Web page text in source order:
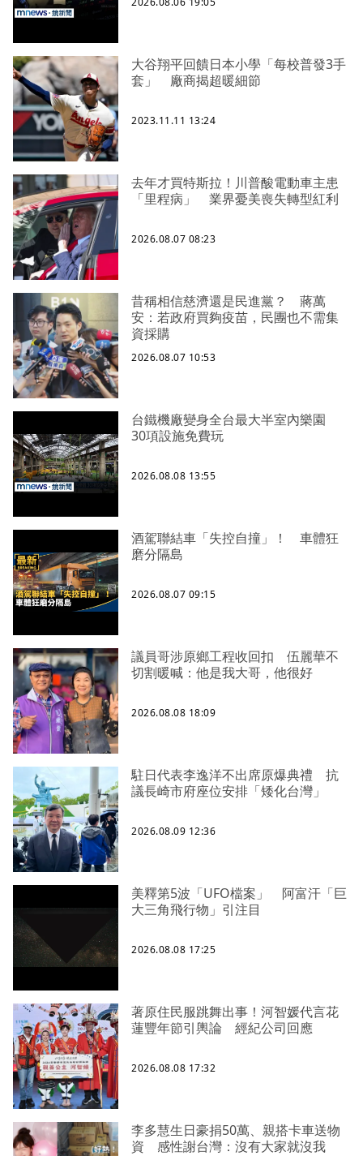
大谷翔平回饋日本小學「每校普發3手
套」 廠商揭超暖細節
2023.11.11 13:24
去年才買特斯拉！川普酸電動車主患
「里程病」 業界憂美喪失轉型紅利
2026.08.07 08:23
昔稱相信慈濟還是民進黨？ 蔣萬
安：若政府買夠疫苗，民團也不需集
資採購
2026.08.07 10:53
台鐵機廠變身全台最大半室內樂園
30項設施免費玩
2026.08.08 13:55
酒駕聯結車「失控自撞」！ 車體狂
磨分隔島
2026.08.07 09:15
議員哥涉原鄉工程收回扣 伍麗華不
切割暖喊：他是我大哥，他很好
2026.08.08 18:09
駐日代表李逸洋不出席原爆典禮 抗
議長崎市府座位安排「矮化台灣」
2026.08.09 12:36
美釋第5波「UFO檔案」 阿富汗「巨
大三角飛行物」引注目
2026.08.08 17:25
著原住民服跳舞出事！河智媛代言花
蓮豐年節引輿論 經紀公司回應
2026.08.08 17:32
李多慧生日豪捐50萬、親搭卡車送物
資 感性謝台灣：沒有大家就沒我